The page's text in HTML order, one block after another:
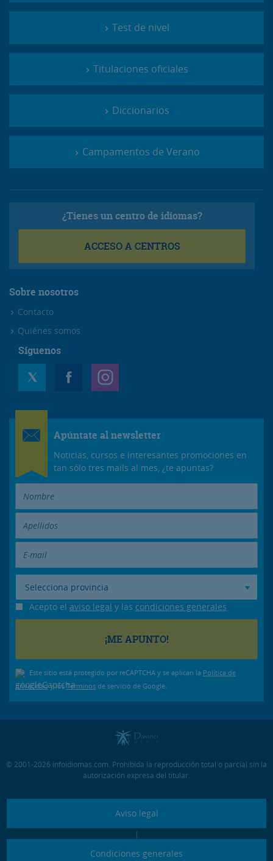
Test de nivel
Titulaciones oficiales
Diccionarios
Campamentos de Verano
¿Tienes un centro de idiomas?
ACCESO A CENTROS
Sobre nosotros
Contacto
Quiénes somos
Síguenos
Apúntate al newsletter
Noticias, cursos e interesantes promociones en
tan sólo tres mails al mes, ¿te apuntas?
Selecciona provincia
Acepto el aviso legal y las condiciones generales
Este sitio está protegido por reCAPTCHA y se aplican la Política de
privacidady losTérminos de servicio de Google.
© 2001-2026 infoidiomas.com. Prohibida la reproducción total o parcial sin la
autorización expresa del titular.
Aviso legal
|
Condiciones generales